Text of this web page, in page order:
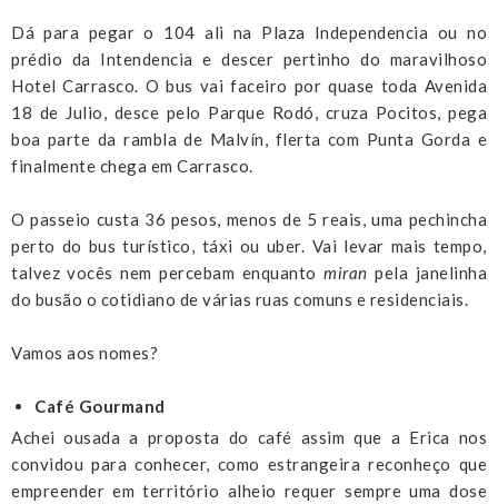
Dá para pegar o 104 ali na Plaza Independencia ou no
prédio da Intendencia e descer pertinho do maravilhoso
Hotel Carrasco. O bus vai faceiro por quase toda Avenida
18 de Julio, desce pelo Parque Rodó, cruza Pocitos, pega
boa parte da rambla de Malvín, flerta com Punta Gorda e
finalmente chega em Carrasco.
O passeio custa 36 pesos, menos de 5 reais, uma pechincha
perto do bus turístico, táxi ou uber. Vai levar mais tempo,
talvez vocês nem percebam enquantomiran pela janelinha
do busão o cotidiano de várias ruas comuns e residenciais.
Vamos aos nomes?
Café Gourmand
Achei ousada a proposta do café assim que a Erica nos
convidou para conhecer, como estrangeira reconheço que
empreender em território alheio requer sempre uma dose